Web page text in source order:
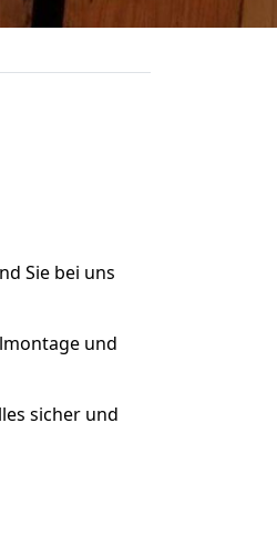
Sie bei uns
und
sicher und